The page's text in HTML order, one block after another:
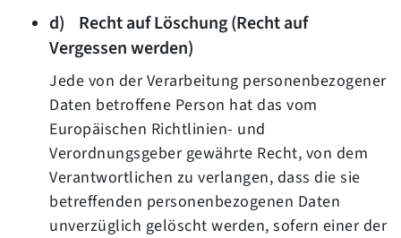
d) Recht auf Löschung (Recht auf
Vergessen werden)
Jede von der Verarbeitung personenbezogener
Daten betroffene Person hat das vom
Europäischen Richtlinien- und
Verordnungsgeber gewährte Recht, von dem
Verantwortlichen zu verlangen, dass die sie
betreffenden personenbezogenen Daten
unverzüglich gelöscht werden, sofern einer der